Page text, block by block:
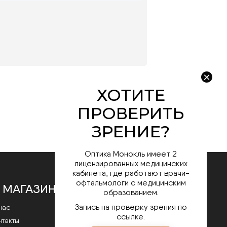
Оптика Монокль имеет 2
лицензированных медицинских
кабинета, где работают врачи-
офтальмологи с медицинским
образованием.
Запись на проверку зрения по
ссылке.